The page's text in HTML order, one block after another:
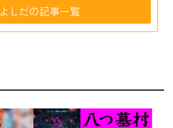
よしだの記事一覧